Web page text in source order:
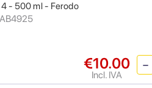
- 500 ml - Ferodo
AB4925
€10.00
Incl. IVA